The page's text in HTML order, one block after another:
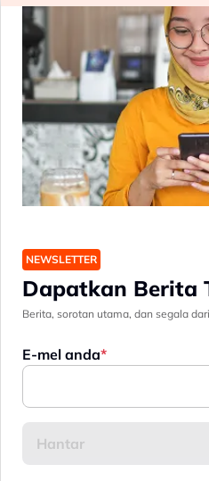
NEWSLETTER
Dapatkan Berita
Berita, sorotan utama, dan segala
E-mel anda